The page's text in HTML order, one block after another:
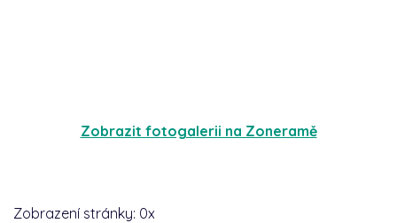
Zobrazit fotogalerii na Zoneramě
Zobrazení stránky: 0x